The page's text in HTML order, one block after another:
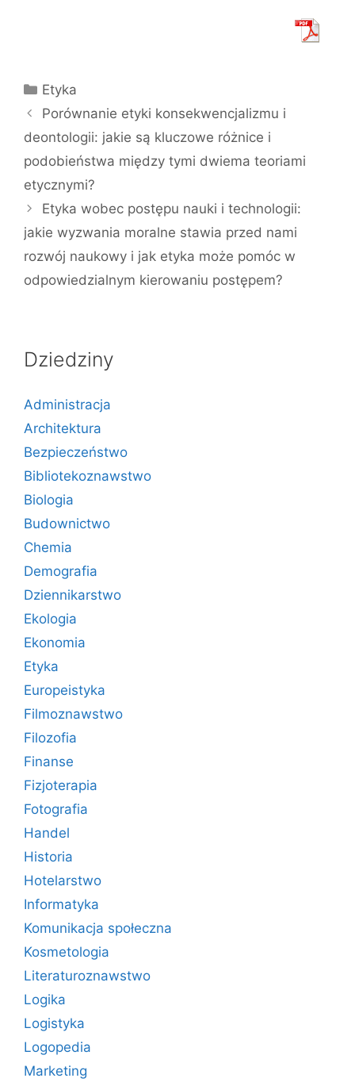
Kategorie
Etyka
Porównanie etyki konsekwencjalizmu i
deontologii: jakie są kluczowe różnice i
podobieństwa między tymi dwiema teoriami
etycznymi?
Etyka wobec postępu nauki i technologii:
jakie wyzwania moralne stawia przed nami
rozwój naukowy i jak etyka może pomóc w
odpowiedzialnym kierowaniu postępem?
Dziedziny
Administracja
Architektura
Bezpieczeństwo
Bibliotekoznawstwo
Biologia
Budownictwo
Chemia
Demografia
Dziennikarstwo
Ekologia
Ekonomia
Etyka
Europeistyka
Filmoznawstwo
Filozofia
Finanse
Fizjoterapia
Fotografia
Handel
Historia
Hotelarstwo
Informatyka
Komunikacja społeczna
Kosmetologia
Literaturoznawstwo
Logika
Logistyka
Logopedia
Marketing